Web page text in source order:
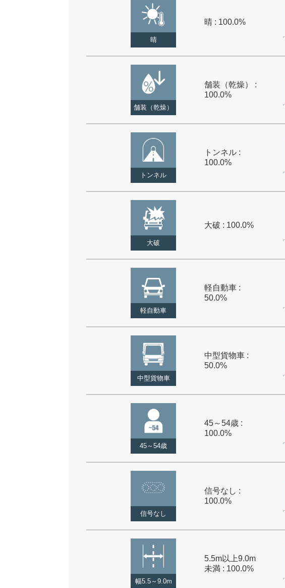
晴
晴 : 100.0%
舗装（乾燥）
舗装（乾燥） :
100.0%
トンネル
トンネル :
100.0%
大破
大破 : 100.0%
軽自動車
軽自動車 :
50.0%
中型貨物車
中型貨物車 :
50.0%
45～54歳
45～54歳 :
100.0%
信号なし
信号なし :
100.0%
幅5.5～9.0m
5.5m以上9.0m
未満 : 100.0%